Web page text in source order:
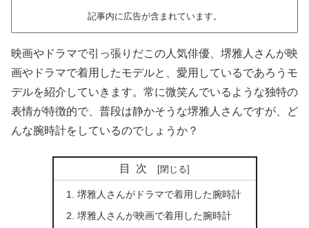
記事内に広告が含まれています。
映画やドラマで引っ張りだこの人気俳優、堺雅人さんが映
画やドラマで着用したモデルと、愛用しているであろうモ
デルを紹介していきます。常に微笑んでいるような独特の
表情が特徴的で、普段は静かそうな堺雅人さんですが、ど
んな腕時計をしているのでしょうか？
目次
堺雅人さんがドラマで着用した腕時計
堺雅人さんが映画で着用した腕時計